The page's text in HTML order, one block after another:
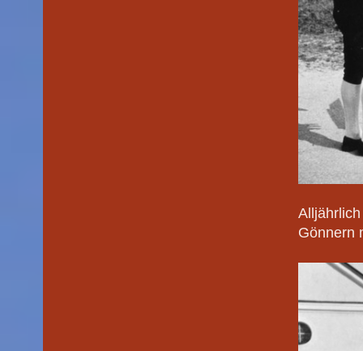
Gönnern